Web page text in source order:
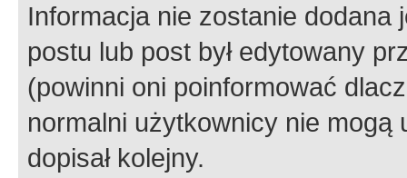
Informacja nie zostanie dodana
postu lub post był edytowany
(powinni oni poinformować
normalni użytkownicy nie
dopisał kolejny.